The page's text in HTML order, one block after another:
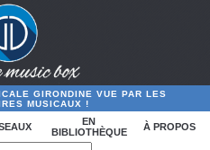
GIRONDINE VUE PAR LES
MUSICAUX !
EN
BIBLIOTHÈQUE
À PROPOS